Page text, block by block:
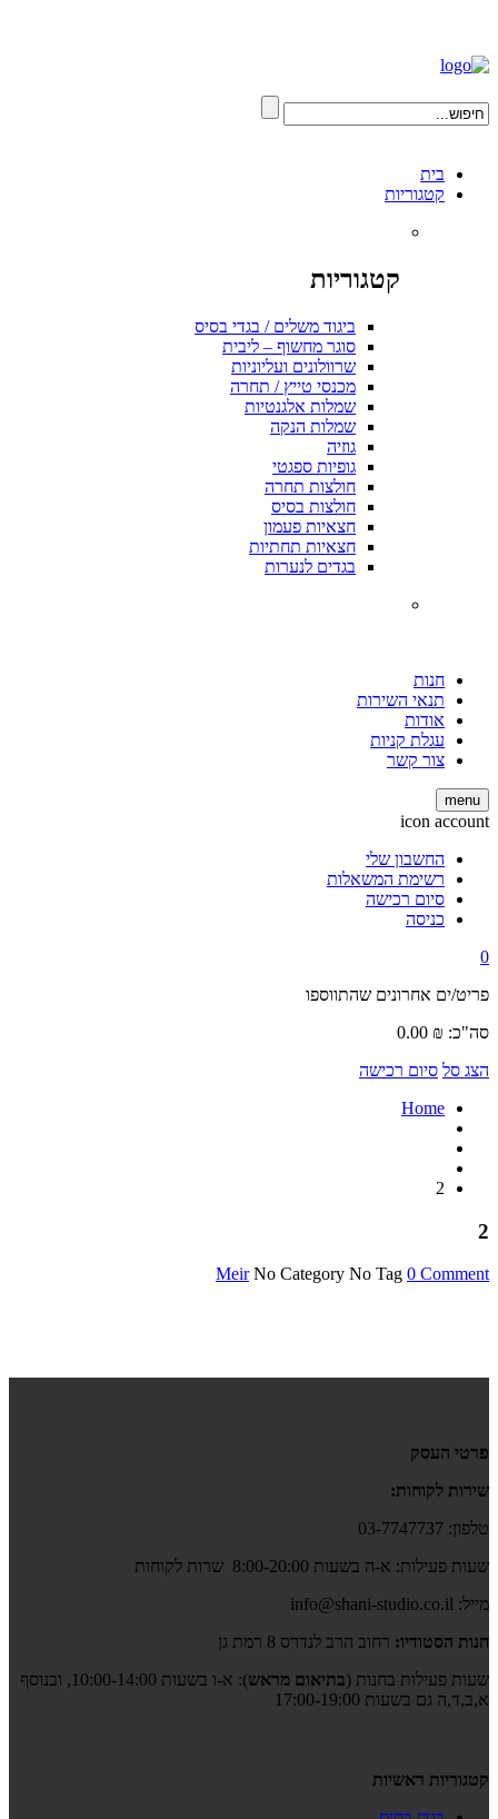
בית
קטגוריות
קטגוריות
ביגוד משלים / בגדי בסיס
סוגר מחשוף – ליבית
שרוולונים ועליוניות
מכנסי טייץ / תחרה
שמלות אלגנטיות
שמלות הנקה
גוזיה
גופיות ספגטי
חולצות תחרה
חולצות בסיס
חצאיות פעמון
חצאיות תחתיות
בגדים לנערות
חנות
תנאי השירות
אודות
עגלת קניות
צור קשר
menu
icon account
החשבון שלי
רשימת המשאלות
סיום רכישה
כניסה
0
פריט/ים אחרונים שהתווספו
סה"כ:
0.00 ₪
הצג סל סיום רכישה
Home
2
2
Meir No Category No Tag 0 Comment
פרטי העסק
שירות לקוחות:
טלפון: 03-7747737
שעות פעילות: א-ה בשעות 8:00-20:00 שרות לקוחות
מייל: info@shani-studio.co.il
חנות הסטודיו: רחוב הרב לנדרס 8 רמת גן
שעות פעילות בחנות (בתיאום מראש
): א-ו בשעות 10:00-14:00, ובנוסף
א,ב,ד,ה גם בשעות 17:00-19:00
קטגוריות ראשיות